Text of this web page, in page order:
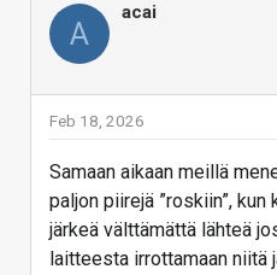
A
acai
Feb 18, 2026
Samaan aikaan meillä
paljon piirejä ”roskiin”,
järkeä välttämättä lähteä
laitteesta irrottamaan niitä